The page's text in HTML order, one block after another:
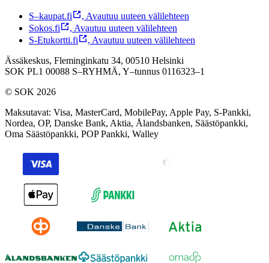
S–kaupat.fi , Avautuu uuteen välilehteen
Sokos.fi
, Avautuu uuteen välilehteen
S-Etukortti.fi
, Avautuu uuteen välilehteen
Ässäkeskus, Fleminginkatu 34, 00510 Helsinki
SOK PL1 00088 S–RYHMÄ, Y–tunnus 0116323–1
© SOK 2026
Maksutavat: Visa, MasterCard, MobilePay, Apple Pay, S-Pankki,
Nordea, OP, Danske Bank, Aktia, Ålandsbanken, Säästöpankki,
Oma Säästöpankki, POP Pankki, Walley